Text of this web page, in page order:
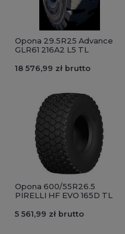
Opona 29.5R25 Advance
GLR61 216A2 L5 TL
18 576,99 zł brutto
Opona 600/55R26.5
PIRELLI HF EVO 165D TL
5 561,99 zł brutto